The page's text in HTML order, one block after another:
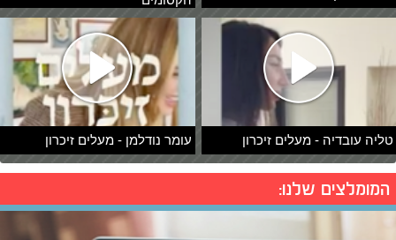
טליה עובדיה - מעלים זיכרון עומר נודלמן - מעלים זיכרון
המומלצים שלנו: